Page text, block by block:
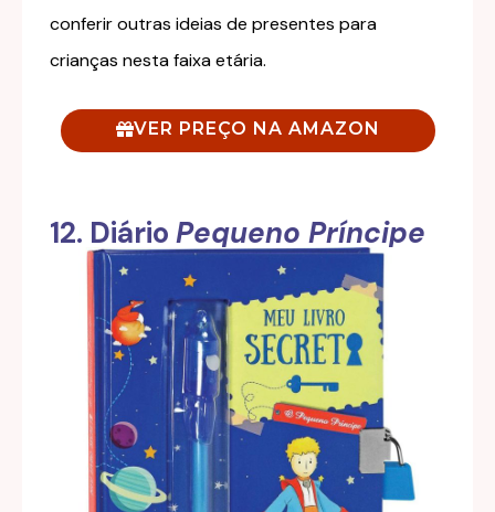
conferir outras ideias de presentes para
crianças nesta faixa etária.
VER PREÇO NA AMAZON
12. Diário Pequeno Príncipe